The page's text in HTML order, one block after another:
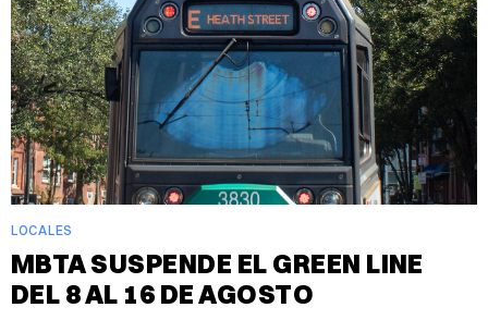
LOCALES
MBTA SUSPENDE EL GREEN LINE
DEL 8 AL 16 DE AGOSTO